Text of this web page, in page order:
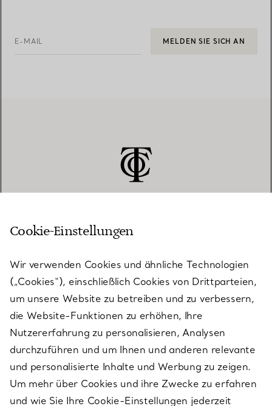
E-MAIL MELDEN SIE SICH AN
KUNDENSERVICE
SERVICES
ÜBER TIFFANY & CO.
RECHTLICHE HINWEISE
Cookie-Einstellungen
Wir verwenden Cookies und ähnliche Technologien
(„Cookies“), einschließlich Cookies von Drittparteien,
um unsere Website zu betreiben und zu verbessern,
die Website-Funktionen zu erhöhen, Ihre
Nutzererfahrung zu personalisieren, Analysen
durchzuführen und um Ihnen und anderen relevante
und personalisierte Inhalte und Werbung zu zeigen.
Um mehr über Cookies und ihre Zwecke zu erfahren
und wie Sie Ihre Cookie-Einstellungen jederzeit